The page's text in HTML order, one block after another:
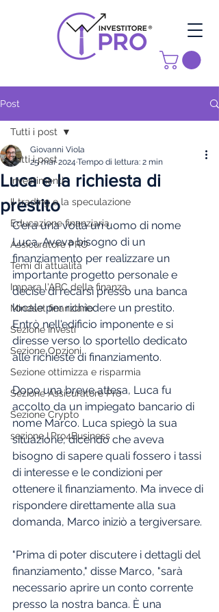
Post
Tutti i post
investimenti
Il trading e la speculazione
Educazione finanziaria
Assicuratore PRO
Temi di attualità
Impara l'ABC della finanza
Mindset finanziario
Sezione Investi
Sezione Opzioni
Sezione ottimizza e risparmia
Sezione Assicuratore Pro
Sezione Crypto
sezione I.Pro4Business
Tutti i post
Luca e la richiesta di
prestito
Giovanni Viola
25 mar 2024 Tempo di lettura: 2 min
C'era una volta un uomo di nome
Luca. Aveva bisogno di un
finanziamento per realizzare un
importante progetto personale e
decise di recarsi presso una banca
locale per richiedere un prestito.
Entrò nell'edificio imponente e si
diresse verso lo sportello dedicato
alle richieste di finanziamento.
Dopo una breve attesa, Luca fu
accolto da un impiegato bancario di
nome Marco. Luca spiegò la sua
situazione, dicendo che aveva
bisogno di sapere quali fossero i tassi
di interesse e le condizioni per
ottenere il finanziamento. Ma invece di
rispondere direttamente alla sua
domanda, Marco iniziò a tergiversare.
"Prima di poter discutere i dettagli del
finanziamento," disse Marco, "sarà
necessario aprire un conto corrente
presso la nostra banca. È una